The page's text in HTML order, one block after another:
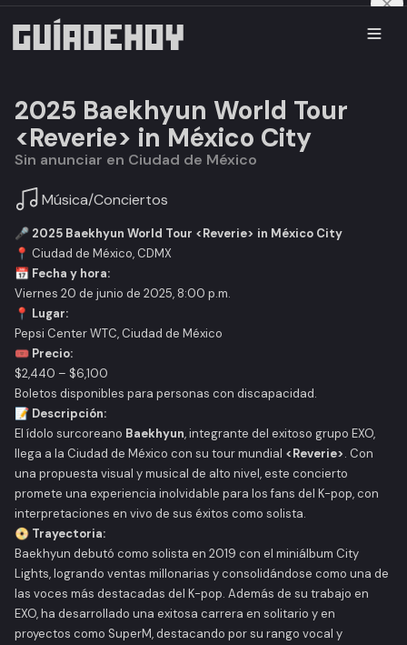
2025 Baekhyun World Tour
<Reverie> in México City
Sin anunciar en Ciudad de México
Música/Conciertos
🎤 2025 Baekhyun World Tour <Reverie> in México City
📍 Ciudad de México, CDMX
📅 Fecha y hora:
Viernes 20 de junio de 2025, 8:00 p.m.
📍 Lugar:
Pepsi Center WTC, Ciudad de México
🎟️ Precio:
$2,440 – $6,100
Boletos disponibles para personas con discapacidad.
📝 Descripción:
El ídolo surcoreano Baekhyun, integrante del exitoso grupo EXO,
llega a la Ciudad de México con su tour mundial <Reverie>. Con
una propuesta visual y musical de alto nivel, este concierto
promete una experiencia inolvidable para los fans del K-pop, con
interpretaciones en vivo de sus éxitos como solista.
📀 Trayectoria:
Baekhyun debutó como solista en 2019 con el miniálbum City
Lights, logrando ventas millonarias y consolidándose como una de
las voces más destacadas del K-pop. Además de su trabajo en
EXO, ha desarrollado una exitosa carrera en solitario y en
proyectos como SuperM, destacando por su rango vocal y